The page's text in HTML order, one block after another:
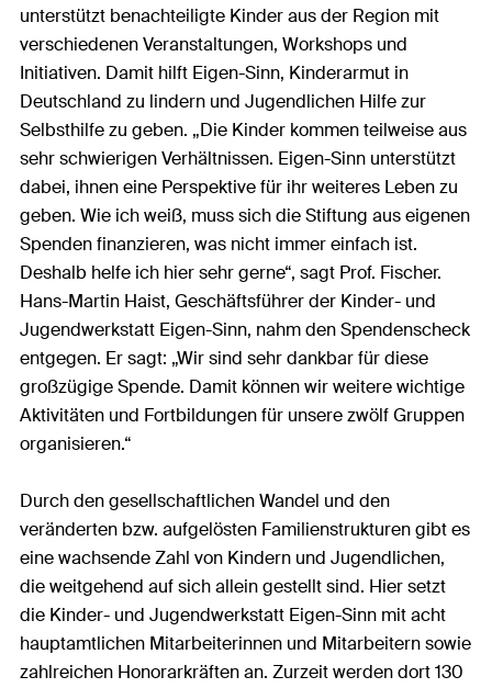
unterstützt benachteiligte Kinder aus der Region mit
verschiedenen Veranstaltungen, Workshops und
Initiativen. Damit hilft Eigen-Sinn, Kinderarmut in
Deutschland zu lindern und Jugendlichen Hilfe zur
Selbsthilfe zu geben. „Die Kinder kommen teilweise aus
sehr schwierigen Verhältnissen. Eigen-Sinn unterstützt
dabei, ihnen eine Perspektive für ihr weiteres Leben zu
geben. Wie ich weiß, muss sich die Stiftung aus eigenen
Spenden finanzieren, was nicht immer einfach ist.
Deshalb helfe ich hier sehr gerne“, sagt Prof. Fischer.
Hans-Martin Haist, Geschäftsführer der Kinder- und
Jugendwerkstatt Eigen-Sinn, nahm den Spendenscheck
entgegen. Er sagt: „Wir sind sehr dankbar für diese
großzügige Spende. Damit können wir weitere wichtige
Aktivitäten und Fortbildungen für unsere zwölf Gruppen
organisieren.“
Durch den gesellschaftlichen Wandel und den
veränderten bzw. aufgelösten Familienstrukturen gibt es
eine wachsende Zahl von Kindern und Jugendlichen,
die weitgehend auf sich allein gestellt sind. Hier setzt
die Kinder- und Jugendwerkstatt Eigen-Sinn mit acht
hauptamtlichen Mitarbeiterinnen und Mitarbeitern sowie
zahlreichen Honorarkräften an. Zurzeit werden dort 130